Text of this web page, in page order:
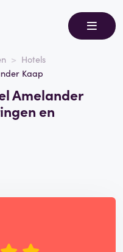
Hotels
Kaap
Amelander
en